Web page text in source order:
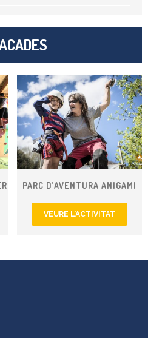
PARC D’AVENTURA ANIGAMI
VEURE L’ACTIVITAT